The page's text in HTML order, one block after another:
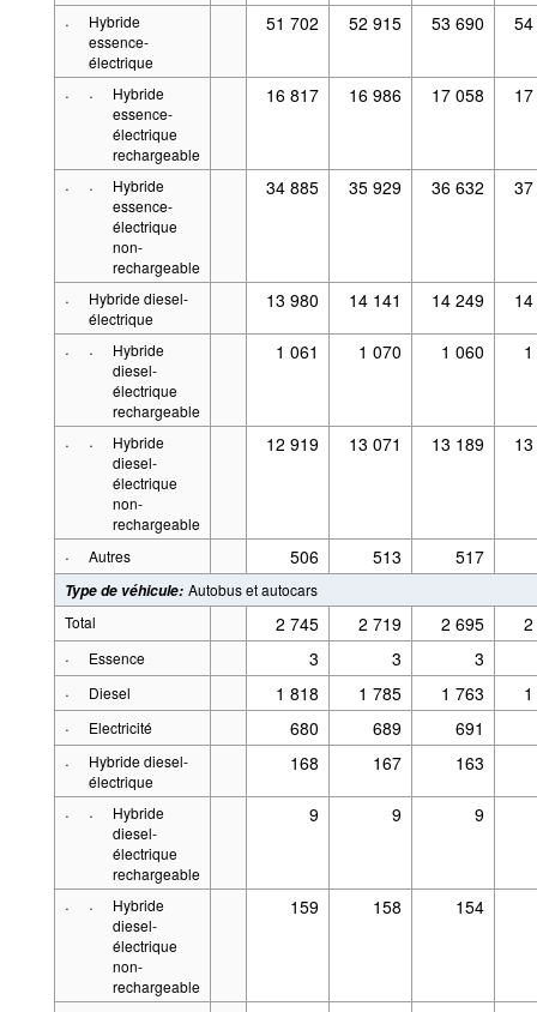
·
Hybride
essence-
électrique
51 702 52 915 53 690 54
· ·
Hybride
essence-
électrique
rechargeable
16 817 16 986 17 058 17
· ·
Hybride
essence-
électrique
non-
rechargeable
34 885 35 929 36 632 37
·
Hybride diesel-
électrique
13 980 14 141 14 249 14
· ·
Hybride
diesel-
électrique
rechargeable
1 061 1 070 1 060
· ·
Hybride
diesel-
électrique
non-
rechargeable
12 919 13 071 13 189 13
· Autres 506 513 517
Type de véhicule: Autobus et autocars
Total
2 745 2 719 2 695
2
·
Essence 3 3
3
·
Diesel 1 818 1 785 1 763
·
Electricité 680 689
691
·
Hybride diesel-
électrique
168 167 163
· ·
Hybride
diesel-
électrique
rechargeable
9 9 9
· ·
Hybride
diesel-
électrique
non-
rechargeable
159 158 154